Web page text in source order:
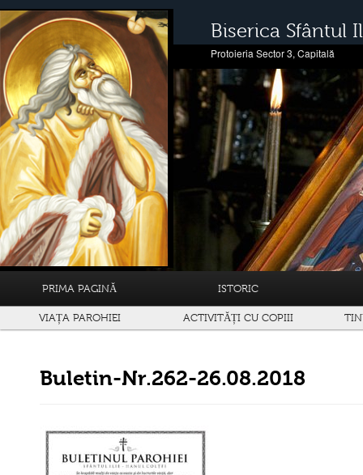
Biserica Sfântul
Protoieria Sector 3, Capitală
PRIMA PAGINĂ ISTORIC
VIAȚA PAROHIEI ACTIVITĂȚI CU COPIII
Buletin-Nr.262-26.08.2018